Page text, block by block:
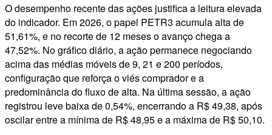
O desempenho recente das ações justifica a leitura elevada
do indicador. Em 2026, o papel PETR3 acumula alta de
51,61%, e no recorte de 12 meses o avanço chega a
47,52%. No gráfico diário, a ação permanece negociando
acima das médias móveis de 9, 21 e 200 períodos,
configuração que reforça o viés comprador e a
predominância do fluxo de alta. Na última sessão, a ação
registrou leve baixa de 0,54%, encerrando a R$ 49,38, após
oscilar entre a mínima de R$ 48,95 e a máxima de R$ 50,10.